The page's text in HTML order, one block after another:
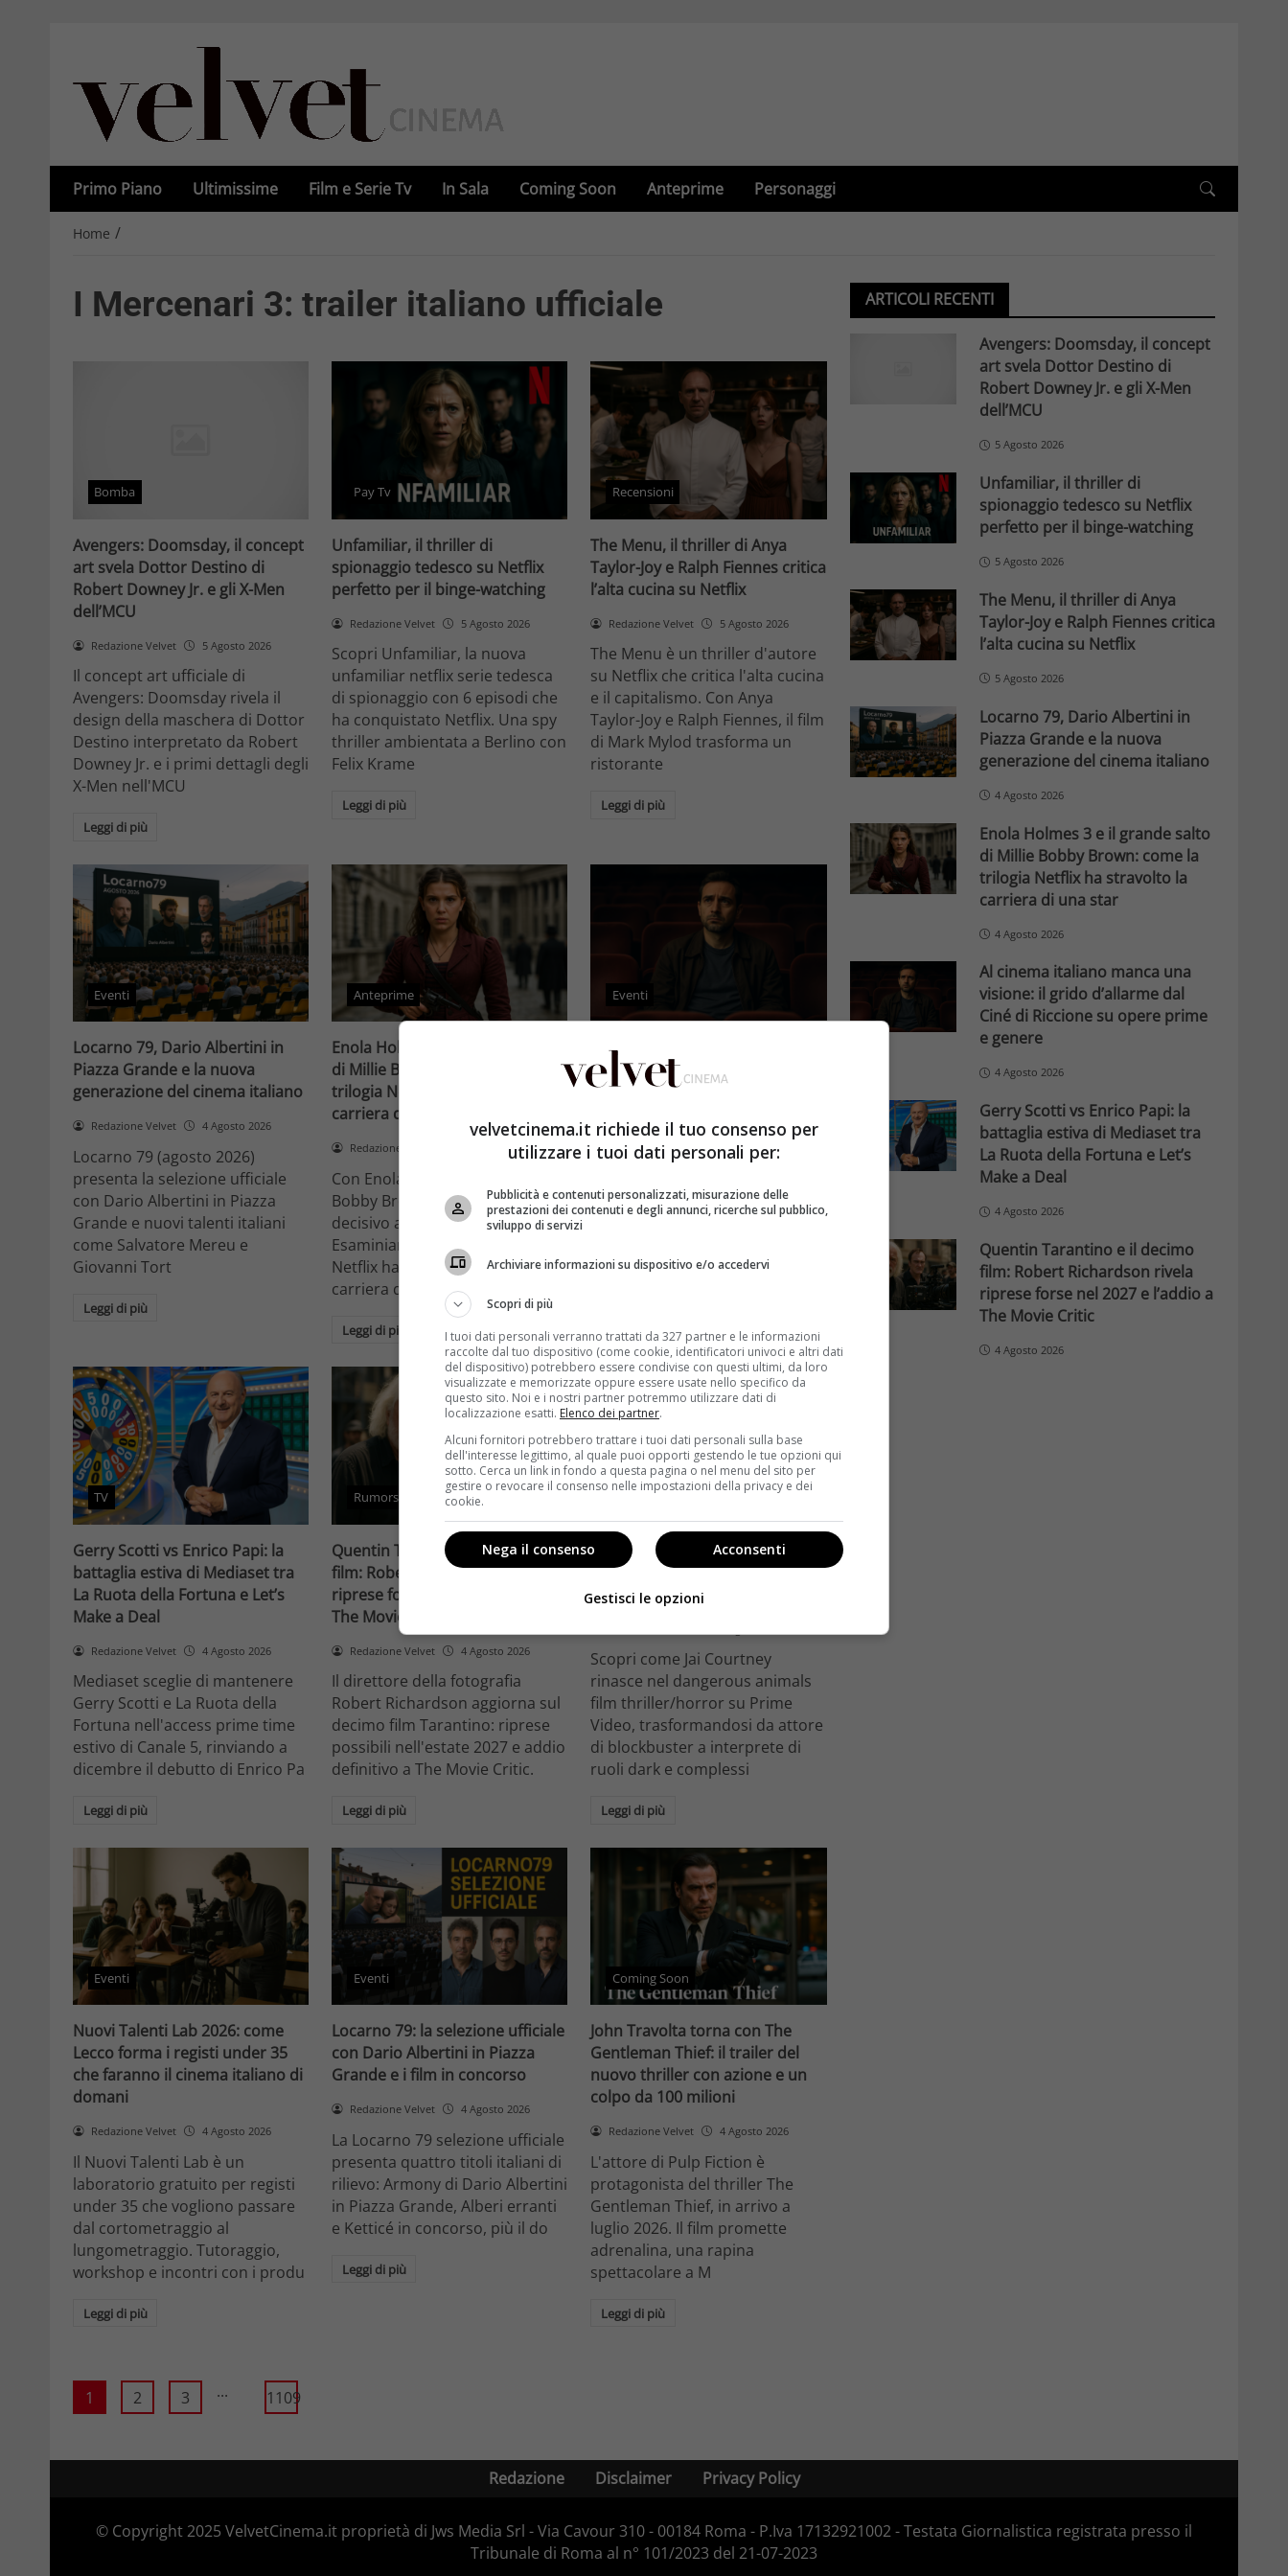
Primo Piano Ultimissime Film e Serie Tv In Sala Coming Soon Anteprime Personaggi
Home /
I Mercenari 3: trailer italiano ufficiale
Bomba
Avengers: Doomsday, il concept
art svela Dottor Destino di
Robert Downey Jr. e gli X-Men
dell’MCU
Redazione Velvet 5 Agosto 2026
Il concept art ufficiale di
Avengers: Doomsday rivela il
design della maschera di Dottor
Destino interpretato da Robert
Downey Jr. e i primi dettagli degli
X-Men nell'MCU
Leggi di più
Pay Tv
Unfamiliar, il thriller di
spionaggio tedesco su Netflix
perfetto per il binge-watching
Redazione Velvet 5 Agosto 2026
Scopri Unfamiliar, la nuova
unfamiliar netflix serie tedesca
di spionaggio con 6 episodi che
ha conquistato Netflix. Una spy
thriller ambientata a Berlino con
Felix Krame
Leggi di più
Recensioni
The Menu, il thriller di Anya
Taylor-Joy e Ralph Fiennes critica
l’alta cucina su Netflix
Redazione Velvet 5 Agosto 2026
The Menu è un thriller d'autore
su Netflix che critica l'alta cucina
e il capitalismo. Con Anya
Taylor-Joy e Ralph Fiennes, il film
di Mark Mylod trasforma un
ristorante
Leggi di più
Eventi
Locarno 79, Dario Albertini in
Piazza Grande e la nuova
generazione del cinema italiano
Redazione Velvet 4 Agosto 2026
Locarno 79 (agosto 2026)
presenta la selezione ufficiale
con Dario Albertini in Piazza
Grande e nuovi talenti italiani
come Salvatore Mereu e
Giovanni Tort
Leggi di più
Anteprime
Enola Holmes 3 e il grande salto
di Millie Bobby Brown: come la
trilogia Netflix ha stravolto la
carriera di una star
Redazione Velvet 4 Agosto 2026
Con Enola Holmes 3, Millie
Bobby Brown compie un salto
decisivo a Hollywood.
Esaminiamo come la trilogia
Netflix ha trasformato la sua
carriera da attrice
Leggi di più
Eventi
Al cinema italiano manca una
visione: il grido d’allarme dal
Ciné di Riccione su opere prime
Redazione Velvet 4 Agosto 2026
affronta una crisi strutturale:
poche new entry, scarso
assenza di genere. L'analisi dal
Leggi di più
TV
Gerry Scotti vs Enrico Papi: la
battaglia estiva di Mediaset tra
La Ruota della Fortuna e Let’s
Make a Deal
Redazione Velvet 4 Agosto 2026
Mediaset sceglie di mantenere
Gerry Scotti e La Ruota della
Fortuna nell'access prime time
estivo di Canale 5, rinviando a
dicembre il debutto di Enrico Pa
Leggi di più
Rumors
Quentin Tarantino e il decimo
film: Robert Richardson rivela
riprese forse nel 2027 e l’addio a
The Movie Critic
Redazione Velvet 4 Agosto 2026
Il direttore della fotografia
Robert Richardson aggiorna sul
decimo film Tarantino: riprese
possibili nell'estate 2027 e addio
definitivo a The Movie Critic.
Leggi di più
Anteprime
Jai Courtney si riscatta con
Dangerous Animals su Prime
Video: da flop a serial killer
Scopri come Jai Courtney
rinasce nel dangerous animals
film thriller/horror su Prime
Video, trasformandosi da attore
di blockbuster a interprete di
ruoli dark e complessi
Leggi di più
Eventi
Nuovi Talenti Lab 2026: come
Lecco forma i registi under 35
che faranno il cinema italiano di
domani
Redazione Velvet 4 Agosto 2026
Il Nuovi Talenti Lab è un
laboratorio gratuito per registi
under 35 che vogliono passare
dal cortometraggio al
lungometraggio. Tutoraggio,
workshop e incontri con i produ
Leggi di più
Eventi
Locarno 79: la selezione ufficiale
con Dario Albertini in Piazza
Grande e i film in concorso
Redazione Velvet 4 Agosto 2026
La Locarno 79 selezione ufficiale
presenta quattro titoli italiani di
rilievo: Armony di Dario Albertini
in Piazza Grande, Alberi erranti
e Ketticé in concorso, più il do
Leggi di più
Coming Soon
John Travolta torna con The
Gentleman Thief: il trailer del
nuovo thriller con azione e un
colpo da 100 milioni
Redazione Velvet 4 Agosto 2026
L'attore di Pulp Fiction è
protagonista del thriller The
Gentleman Thief, in arrivo a
luglio 2026. Il film promette
adrenalina, una rapina
spettacolare a M
Leggi di più
1 2 3 ... 1109
ARTICOLI RECENTI
Avengers: Doomsday, il concept
art svela Dottor Destino di
Robert Downey Jr. e gli X-Men
dell’MCU
5 Agosto 2026
Unfamiliar, il thriller di
spionaggio tedesco su Netflix
perfetto per il binge-watching
5 Agosto 2026
The Menu, il thriller di Anya
Taylor-Joy e Ralph Fiennes critica
l’alta cucina su Netflix
5 Agosto 2026
Locarno 79, Dario Albertini in
Piazza Grande e la nuova
generazione del cinema italiano
4 Agosto 2026
Enola Holmes 3 e il grande salto
di Millie Bobby Brown: come la
trilogia Netflix ha stravolto la
carriera di una star
4 Agosto 2026
Al cinema italiano manca una
visione: il grido d’allarme dal
Ciné di Riccione su opere prime
e genere
4 Agosto 2026
Gerry Scotti vs Enrico Papi: la
battaglia estiva di Mediaset tra
La Ruota della Fortuna e Let’s
Make a Deal
4 Agosto 2026
Quentin Tarantino e il decimo
film: Robert Richardson rivela
riprese forse nel 2027 e l’addio a
The Movie Critic
4 Agosto 2026
Redazione Disclaimer Privacy Policy
© Copyright 2025 VelvetCinema.it proprietà di Jws Media Srl - Via Cavour 310 - 00184 Roma - P.Iva 17132921002 - Testata Giornalistica registrata presso il
Tribunale di Roma al n° 101/2023 del 21-07-2023
velvetcinema.it richiede il tuo consenso per
utilizzare i tuoi dati personali per:
Pubblicità e contenuti personalizzati, misurazione delle
prestazioni dei contenuti e degli annunci, ricerche sul pubblico,
sviluppo di servizi
Archiviare informazioni su dispositivo e/o accedervi
Scopri di più
I tuoi dati personali verranno trattati da 327 partner e le informazioni
raccolte dal tuo dispositivo (come cookie, identificatori univoci e altri dati
del dispositivo) potrebbero essere condivise con questi ultimi, da loro
visualizzate e memorizzate oppure essere usate nello specifico da
questo sito. Noi e i nostri partner potremmo utilizzare dati di
localizzazione esatti. Elenco dei partner.
Alcuni fornitori potrebbero trattare i tuoi dati personali sulla base
dell'interesse legittimo, al quale puoi opporti gestendo le tue opzioni qui
sotto. Cerca un link in fondo a questa pagina o nel menu del sito per
gestire o revocare il consenso nelle impostazioni della privacy e dei
cookie.
Acconsenti
Nega il consenso
Gestisci le opzioni